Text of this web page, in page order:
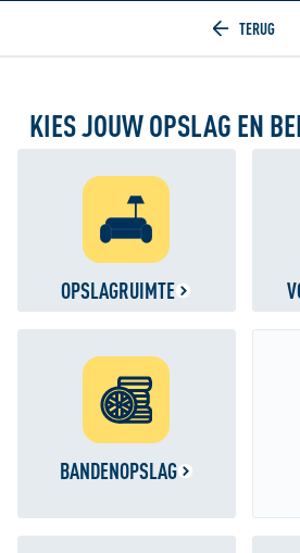
Home
KIES JOUW OPSLAG EN
OPSLAGRUIMTE
BANDENOPSLAG